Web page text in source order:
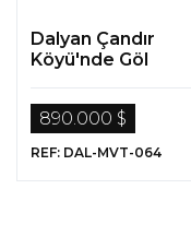
Dalyan Çandır
Köyü'nde Göl
Meyve Bahçesi
890.000 $
REF: DAL-MVT-064